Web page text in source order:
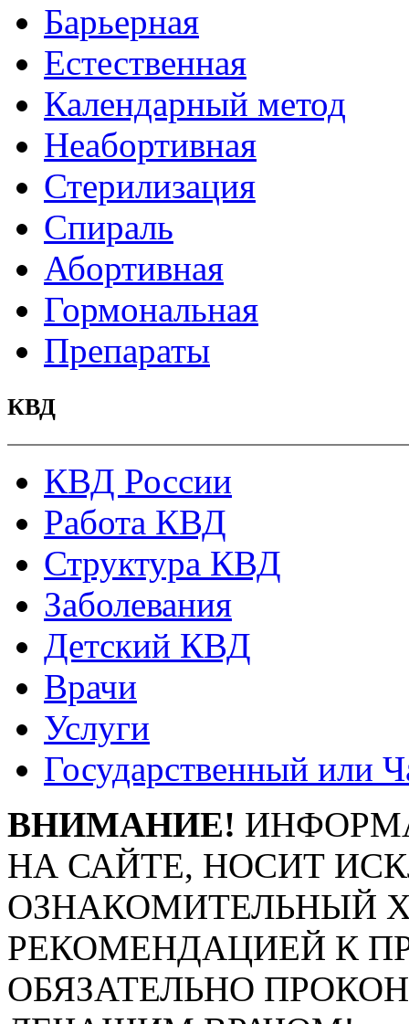
Барьерная
Естественная
Календарный метод
Неабортивная
Стерилизация
Спираль
Абортивная
Гормональная
Препараты
КВД
КВД России
Работа КВД
Структура КВД
Заболевания
Детский КВД
Врачи
Услуги
Государственный или
ВНИМАНИЕ!
НА САЙТЕ, НОСИТ
ОЗНАКОМИТЕЛЬНЫЙ
РЕКОМЕНДАЦИЕЙ К
ОБЯЗАТЕЛЬНО